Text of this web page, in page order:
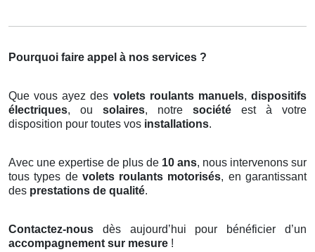
Pourquoi faire appel à nos services ?
Que vous ayez des volets roulants manuels,dispositifs
électriques, ou solaires, notre société est à votre
disposition pour toutes vos installations.
Avec une expertise de plus de 10 ans, nous intervenons sur
tous types de volets roulants motorisés, en garantissant
des prestations de qualité.
Contactez-nous dès aujourd’hui pour bénéficier d’un
accompagnement sur mesure !